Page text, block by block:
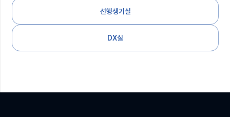
선행생기실
DX실